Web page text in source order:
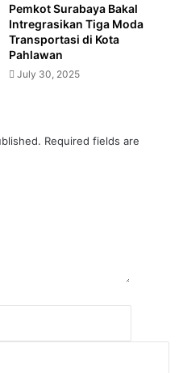
Pemkot Surabaya Bakal
Intregrasikan Tiga Moda
Transportasi di Kota
Pahlawan
July 30, 2025
Required fields are